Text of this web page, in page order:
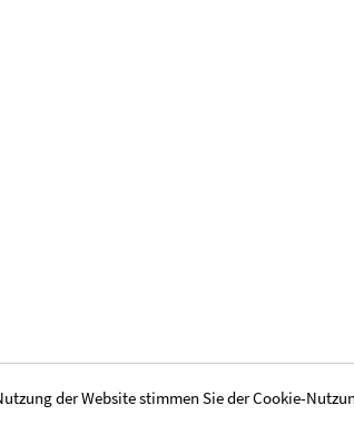
der Website stimmen Sie der Cookie-